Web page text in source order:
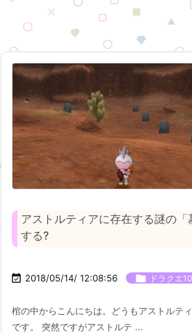
アストルティアに存在する謎の
する?
 2018/05/14/ 12:08:56  ドラクエ10
棺の中からこんにちは。どうもアストルテ
です。 突然ですがアストルテ ...